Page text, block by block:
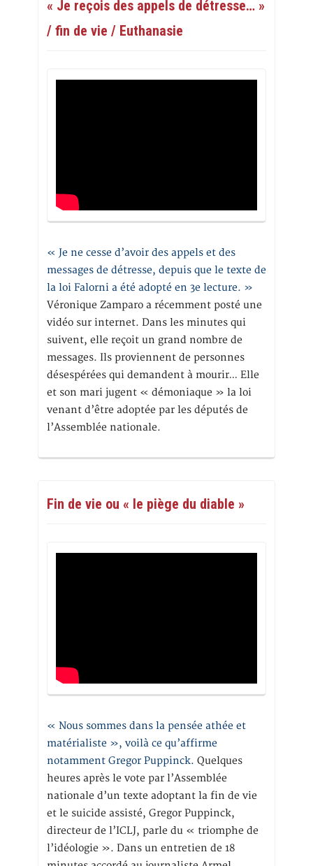
« Je reçois des appels de détresse… »
/ fin de vie / Euthanasie
« Je ne cesse d’avoir des appels et des
messages de détresse, depuis que le texte de
la loi Falorni a été adopté en 3e lecture. »
Véronique Zamparo a récemment posté une
vidéo sur internet. Dans les minutes qui
suivent, elle reçoit un grand nombre de
messages. Ils proviennent de personnes
désespérées qui demandent à mourir… Elle
et son mari jugent « démoniaque » la loi
venant d’être adoptée par les députés de
l’Assemblée nationale.
Fin de vie ou « le piège du diable »
« Nous sommes dans la pensée athée et
matérialiste », voilà ce qu’affirme
notamment Gregor Puppinck. Quelques
heures après le vote par l’Assemblée
nationale d’un texte adoptant la fin de vie
et le suicide assisté, Gregor Puppinck,
directeur de l’ICLJ, parle du « triomphe de
l’idéologie ». Dans un entretien de 18